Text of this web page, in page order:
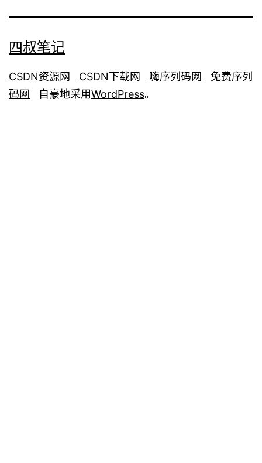
四叔笔记
CSDN资源网 CSDN下载网 嗨序列码网
免费序列
码网 自豪地采用WordPress。